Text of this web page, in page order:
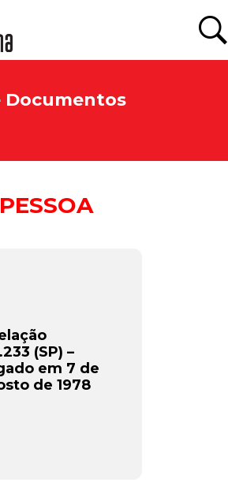
Documentos
(SP) –
em 7 de
de 1978